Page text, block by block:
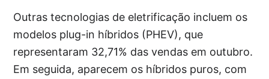
Outras tecnologias de eletrificação incluem os
modelos plug-in híbridos (PHEV), que
representaram 32,71% das vendas em outubro.
Em seguida, aparecem os híbridos puros, com